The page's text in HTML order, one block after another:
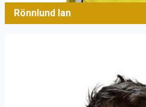
Rönnlund Ian